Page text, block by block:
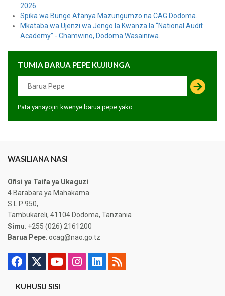
2026.
Spika wa Bunge Afanya Mazungumzo na CAG Dodoma.
Mkataba wa Ujenzi wa Jengo la Kwanza la “National Audit
Academy” - Chamwino, Dodoma Wasainiwa.
TUMIA BARUA PEPE KUJIUNGA
Pata yanayojiri kwenye barua pepe yako
WASILIANA NASI
Ofisi ya Taifa ya Ukaguzi
4 Barabara ya Mahakama
S.L.P 950,
Tambukareli, 41104 Dodoma, Tanzania
Simu: +255 (026) 2161200
Barua Pepe: ocag@nao.go.tz
KUHUSU SISI